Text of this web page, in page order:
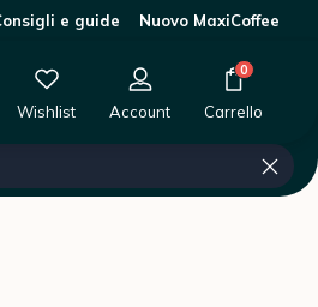
e guide Nuovo MaxiCoffee
Wishlist Account
0
Carrello